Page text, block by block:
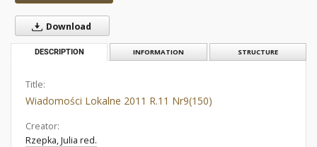
Download
DESCRIPTION INFORMATION STRUCTURE
Title:
Wiadomości Lokalne 2011 R.11 Nr9(150)
Creator:
Rzepka, Julia red.